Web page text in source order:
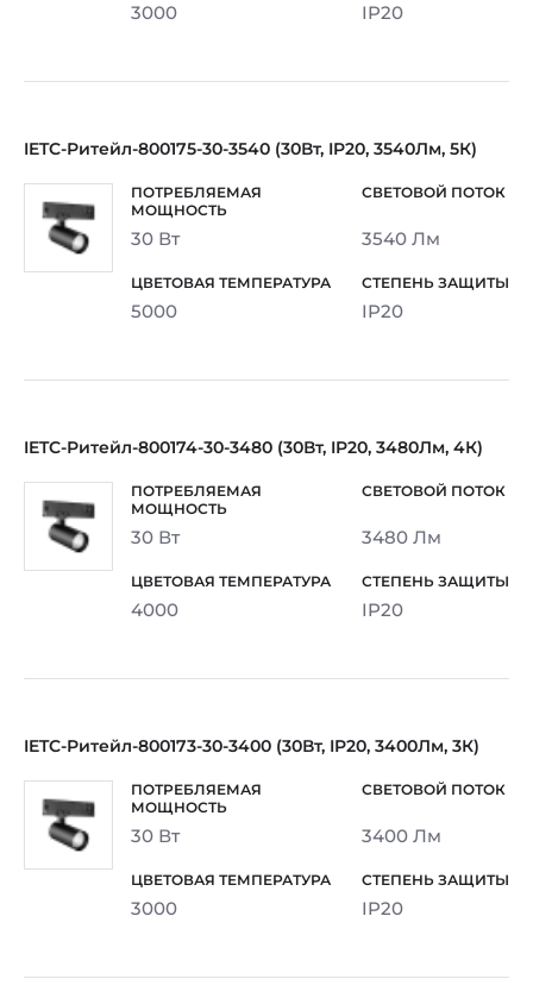
3000 IP20
IETC-Ритейл-800175-30-3540 (30Вт, IP20, 3540Лм, 5К)
30 Вт 3540 Лм
5000 IP20
IETC-Ритейл-800174-30-3480 (30Вт, IP20, 3480Лм, 4К)
30 Вт 3480 Лм
4000 IP20
IETC-Ритейл-800173-30-3400 (30Вт, IP20, 3400Лм, 3К)
30 Вт 3400 Лм
3000 IP20